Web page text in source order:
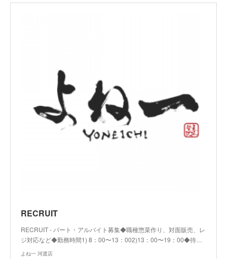
RECRUIT
RECRUIT - パート・アルバイト募集◆職種惣菜作り、対面販売、レ
ジ対応など◆勤務時間1) 8：00〜13：002)13：00〜19：00◆待…
よね一 河渡店